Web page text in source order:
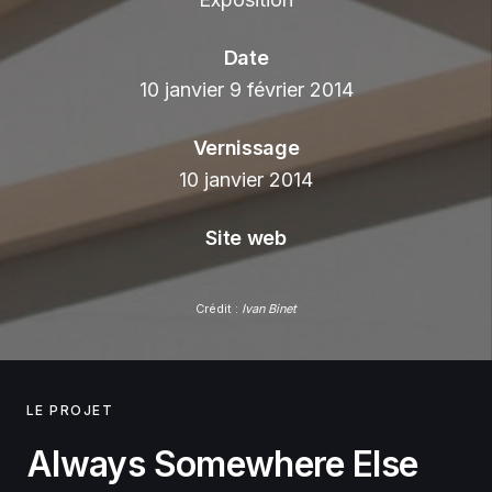
Date
10 janvier 9 février 2014
Vernissage
10 janvier 2014
Site web
Crédit : Ivan Binet
LE PROJET
Always Somewhere Else